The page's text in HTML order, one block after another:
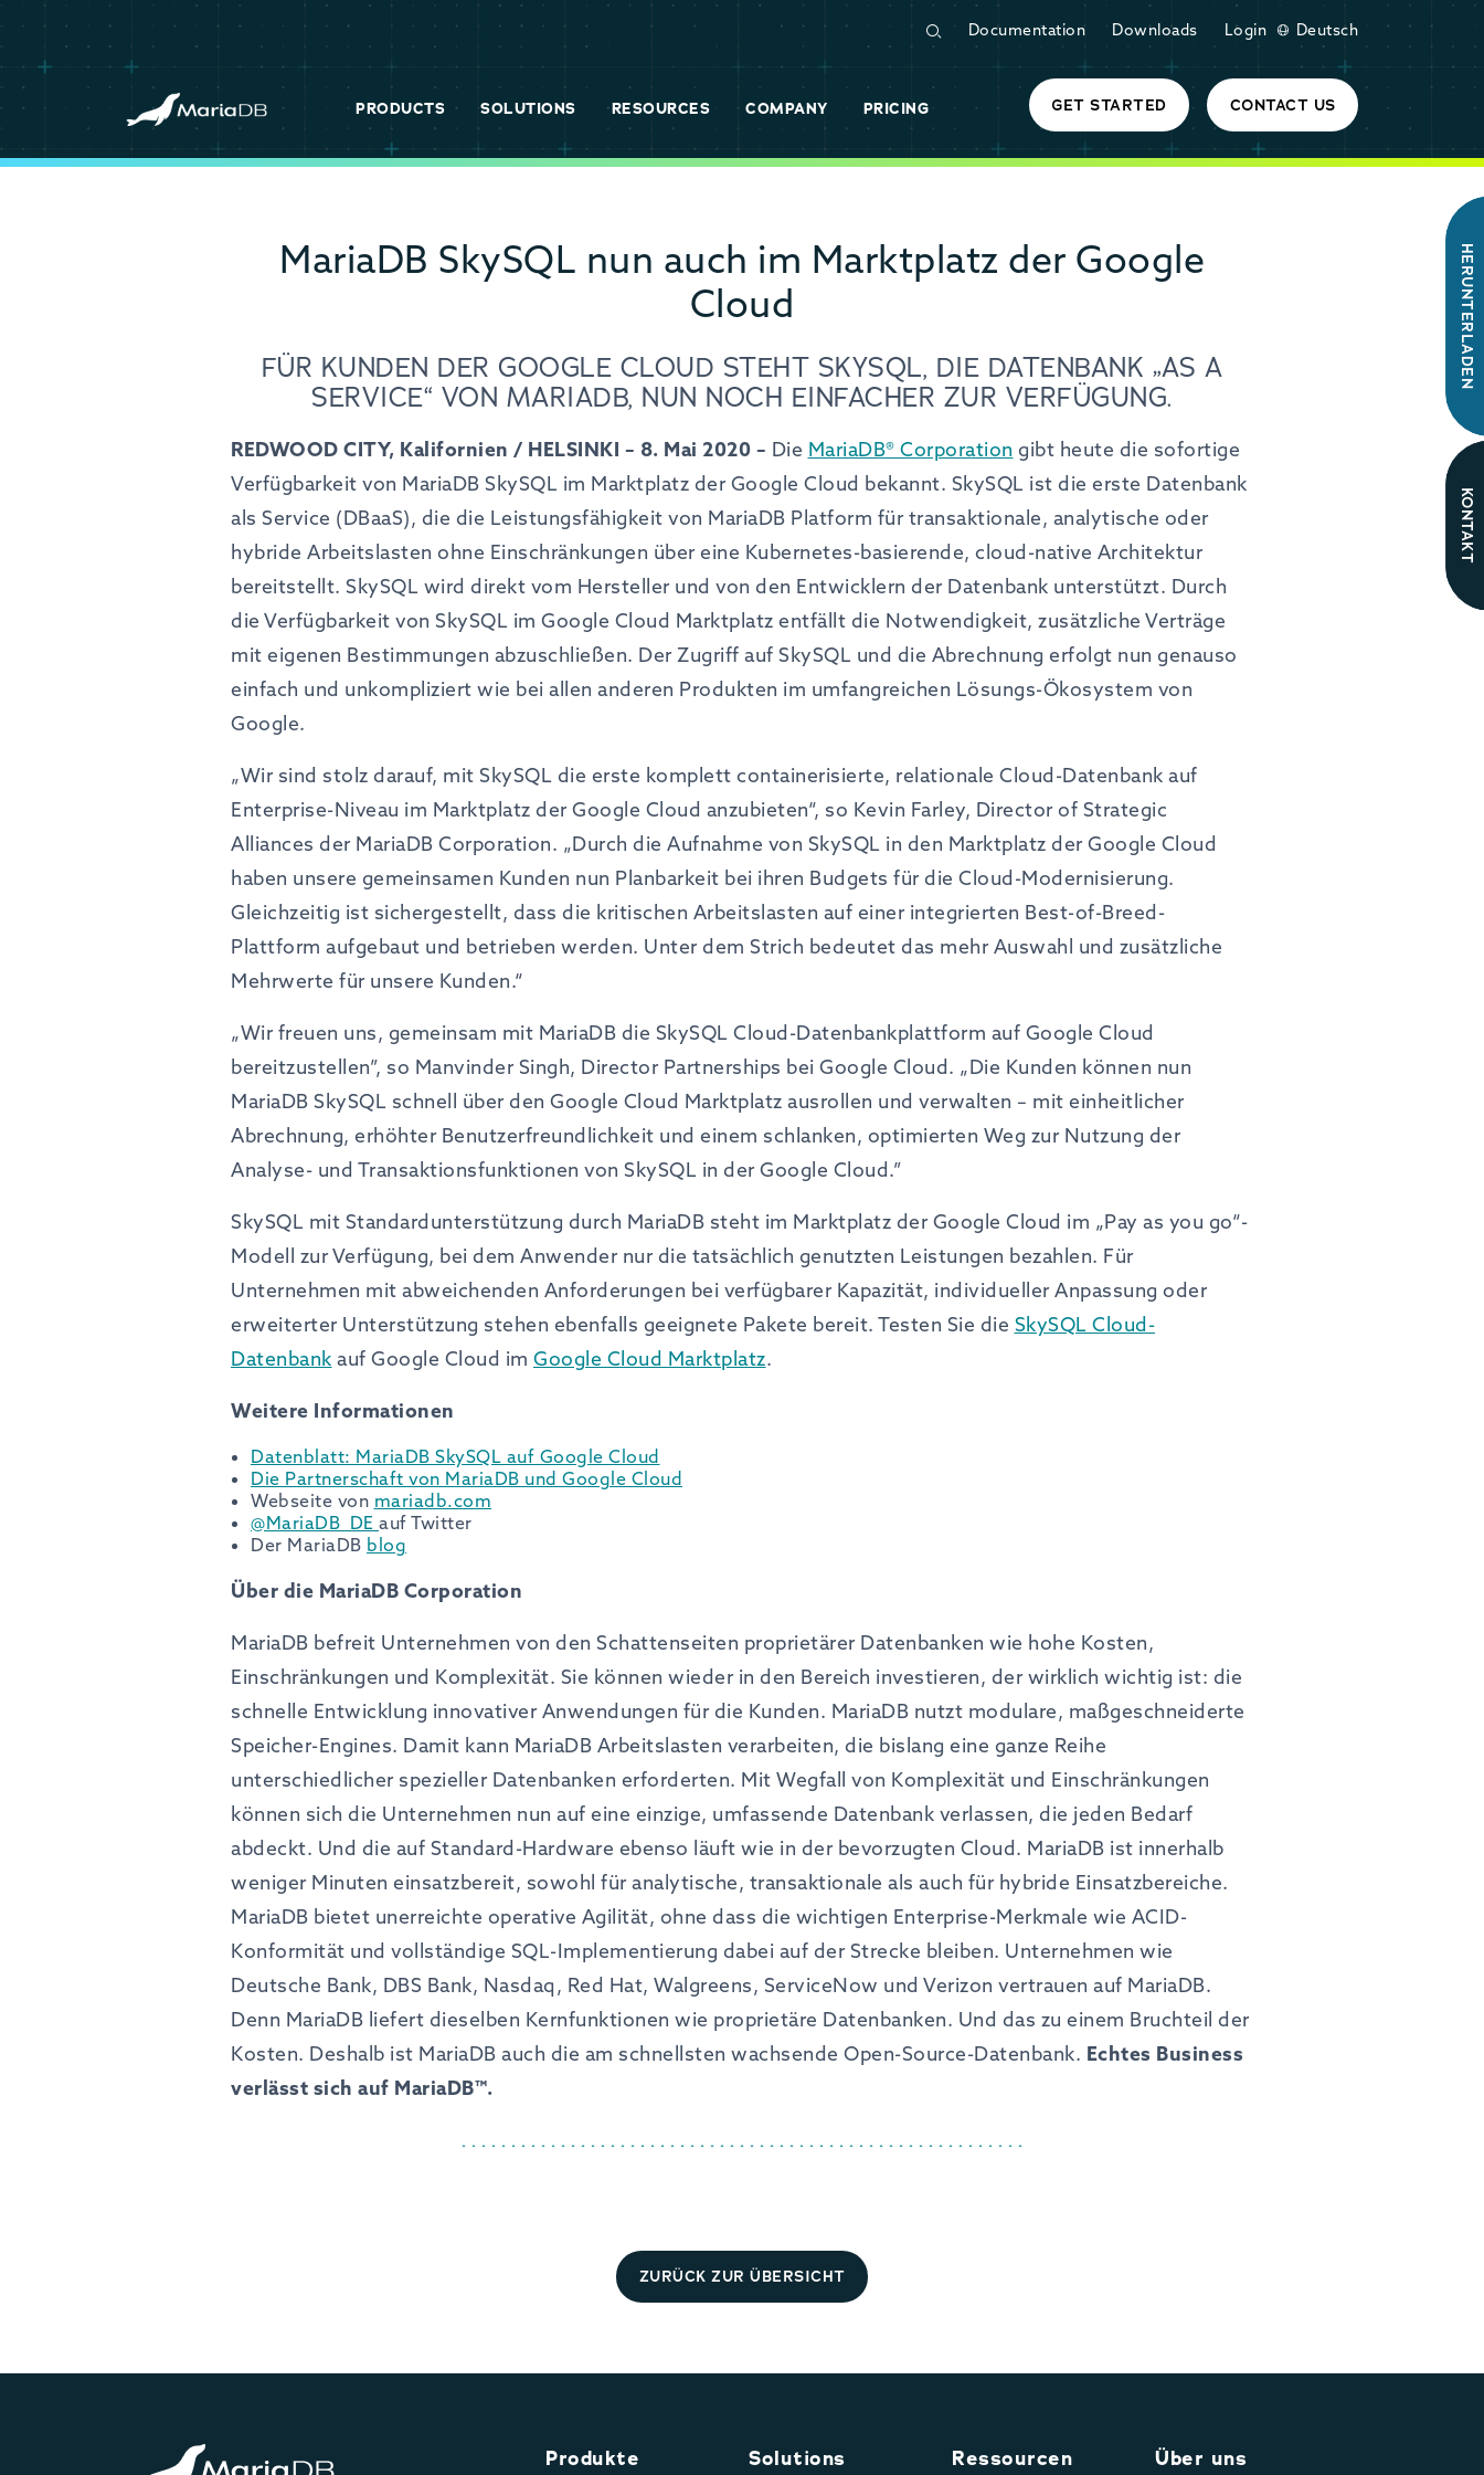
Documentation Downloads Login Deutsch
PRODUCTS SOLUTIONS RESOURCES COMPANY PRICING GET STARTED CONTACT US
MariaDB SkySQL nun auch im Marktplatz der Google
Cloud
FÜR KUNDEN DER GOOGLE CLOUD STEHT SKYSQL, DIE DATENBANK „AS A
SERVICE“ VON MARIADB, NUN NOCH EINFACHER ZUR VERFÜGUNG.
REDWOOD CITY, Kalifornien / HELSINKI – 8. Mai 2020 – Die MariaDB® Corporation gibt heute die sofortige
Verfügbarkeit von MariaDB SkySQL im Marktplatz der Google Cloud bekannt. SkySQL ist die erste Datenbank
als Service (DBaaS), die die Leistungsfähigkeit von MariaDB Platform für transaktionale, analytische oder
hybride Arbeitslasten ohne Einschränkungen über eine Kubernetes-basierende, cloud-native Architektur
bereitstellt. SkySQL wird direkt vom Hersteller und von den Entwicklern der Datenbank unterstützt. Durch
die Verfügbarkeit von SkySQL im Google Cloud Marktplatz entfällt die Notwendigkeit, zusätzliche Verträge
mit eigenen Bestimmungen abzuschließen. Der Zugriff auf SkySQL und die Abrechnung erfolgt nun genauso
einfach und unkompliziert wie bei allen anderen Produkten im umfangreichen Lösungs-Ökosystem von
Google.
„Wir sind stolz darauf, mit SkySQL die erste komplett containerisierte, relationale Cloud-Datenbank auf
Enterprise-Niveau im Marktplatz der Google Cloud anzubieten“, so Kevin Farley, Director of Strategic
Alliances der MariaDB Corporation. „Durch die Aufnahme von SkySQL in den Marktplatz der Google Cloud
haben unsere gemeinsamen Kunden nun Planbarkeit bei ihren Budgets für die Cloud-Modernisierung.
Gleichzeitig ist sichergestellt, dass die kritischen Arbeitslasten auf einer integrierten Best-of-Breed-
Plattform aufgebaut und betrieben werden. Unter dem Strich bedeutet das mehr Auswahl und zusätzliche
Mehrwerte für unsere Kunden.“
„Wir freuen uns, gemeinsam mit MariaDB die SkySQL Cloud-Datenbankplattform auf Google Cloud
bereitzustellen”, so Manvinder Singh, Director Partnerships bei Google Cloud. „Die Kunden können nun
MariaDB SkySQL schnell über den Google Cloud Marktplatz ausrollen und verwalten – mit einheitlicher
Abrechnung, erhöhter Benutzerfreundlichkeit und einem schlanken, optimierten Weg zur Nutzung der
Analyse- und Transaktionsfunktionen von SkySQL in der Google Cloud.”
SkySQL mit Standardunterstützung durch MariaDB steht im Marktplatz der Google Cloud im „Pay as you go“-
Modell zur Verfügung, bei dem Anwender nur die tatsächlich genutzten Leistungen bezahlen. Für
Unternehmen mit abweichenden Anforderungen bei verfügbarer Kapazität, individueller Anpassung oder
erweiterter Unterstützung stehen ebenfalls geeignete Pakete bereit. Testen Sie die SkySQL Cloud-
Datenbank auf Google Cloud im Google Cloud Marktplatz.
Weitere Informationen
Datenblatt: MariaDB SkySQL auf Google Cloud
Die Partnerschaft von MariaDB und Google Cloud
Webseite von mariadb.com
@MariaDB_DE auf Twitter
Der MariaDB blog
Über die MariaDB Corporation
MariaDB befreit Unternehmen von den Schattenseiten proprietärer Datenbanken wie hohe Kosten,
Einschränkungen und Komplexität. Sie können wieder in den Bereich investieren, der wirklich wichtig ist: die
schnelle Entwicklung innovativer Anwendungen für die Kunden. MariaDB nutzt modulare, maßgeschneiderte
Speicher-Engines. Damit kann MariaDB Arbeitslasten verarbeiten, die bislang eine ganze Reihe
unterschiedlicher spezieller Datenbanken erforderten. Mit Wegfall von Komplexität und Einschränkungen
können sich die Unternehmen nun auf eine einzige, umfassende Datenbank verlassen, die jeden Bedarf
abdeckt. Und die auf Standard-Hardware ebenso läuft wie in der bevorzugten Cloud. MariaDB ist innerhalb
weniger Minuten einsatzbereit, sowohl für analytische, transaktionale als auch für hybride Einsatzbereiche.
MariaDB bietet unerreichte operative Agilität, ohne dass die wichtigen Enterprise-Merkmale wie ACID-
Konformität und vollständige SQL-Implementierung dabei auf der Strecke bleiben. Unternehmen wie
Deutsche Bank, DBS Bank, Nasdaq, Red Hat, Walgreens, ServiceNow und Verizon vertrauen auf MariaDB.
Denn MariaDB liefert dieselben Kernfunktionen wie proprietäre Datenbanken. Und das zu einem Bruchteil der
Kosten. Deshalb ist MariaDB auch die am schnellsten wachsende Open-Source-Datenbank. Echtes Business
verlässt sich auf MariaDB™.
ZURÜCK ZUR ÜBERSICHT
HERUNTERLADEN
KONTAKT
Produkte Solutions Ressourcen Über uns